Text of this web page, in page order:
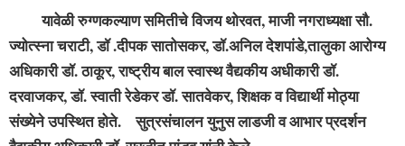
यावेळी रुग्णकल्याण समितीचे विजय थोरवत, माजी नगराध्यक्षा सौ.
ज्योत्स्ना चराटी, डॉ .दीपक सातोसकर, डॉ.अनिल देशपांडे,तालुका आरोग्य
अधिकारी डॉ. ठाकूर, राष्ट्रीय बाल स्वास्थ वैद्यकीय अधीकारी डॉ.
दरवाजकर, डॉ. स्वाती रेडेकर डॉ. सातवेकर, शिक्षक व विद्यार्थी मोठ्या
संख्येने उपस्थित होते. सुत्रसंचालन युनुस लाडजी व आभार प्रदर्शन